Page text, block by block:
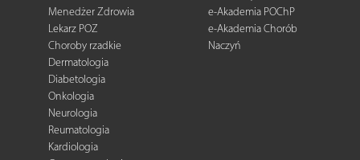
Menedżer Zdrowia
Lekarz POZ
Choroby rzadkie
Dermatologia
Diabetologia
Onkologia
Neurologia
Reumatologia
Kardiologia
e-Akademia POChP
e-Akademia Chorób
Naczyń